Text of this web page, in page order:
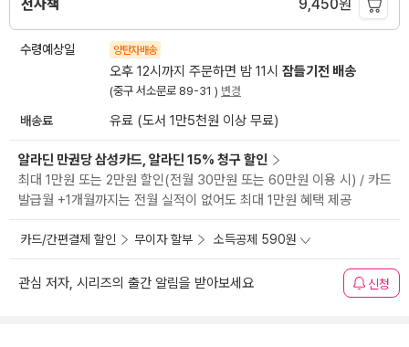
전자책 9,450원
수령예상일 양탄자배송
오후 12시까지 주문하면 밤 11시 잠들기전 배송
(중구 서소문로 89-31 ) 변경
배송료 유료 (도서 1만5천원 이상 무료)
알라딘 만권당 삼성카드, 알라딘 15% 청구 할인
최대 1만원 또는 2만원 할인(전월 30만원 또는 60만원 이용 시) / 카드
발급월 +1개월까지는 전월 실적이 없어도 최대 1만원 혜택 제공
카드/간편결제 할인 무이자 할부 소득공제 590원
관심 저자, 시리즈의 출간 알림을 받아보세요 신청